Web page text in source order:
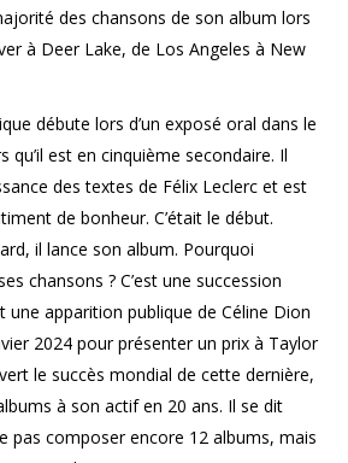
des chansons de son album lors
à Deer Lake, de Los Angeles à New
débute lors d’un exposé oral dans le
qu’il est en cinquième secondaire. Il
des textes de Félix Leclerc et est
de bonheur. C’était le début.
il lance son album. Pourquoi
chansons ? C’est une succession
une apparition publique de Céline Dion
2024 pour présenter un prix à Taylor
le succès mondial de cette dernière,
à son actif en 20 ans. Il se dit
pas composer encore 12 albums, mais